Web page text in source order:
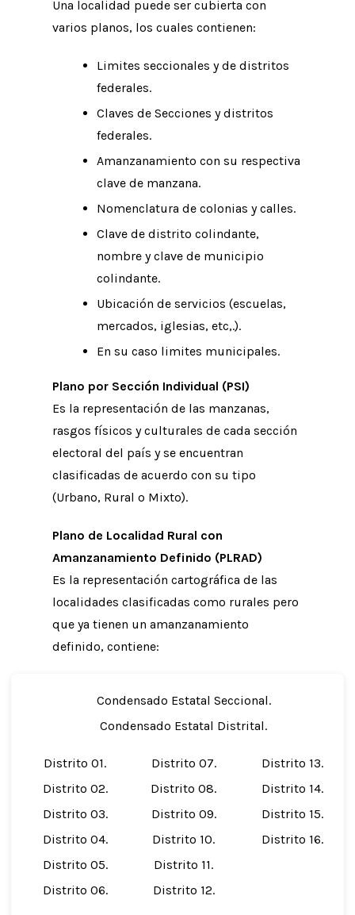
Una localidad puede ser cubierta con
varios planos, los cuales contienen:
Limites seccionales y de distritos
federales.
Claves de Secciones y distritos
federales.
Amanzanamiento con su respectiva
clave de manzana.
Nomenclatura de colonias y calles.
Clave de distrito colindante,
nombre y clave de municipio
colindante.
Ubicación de servicios (escuelas,
mercados, iglesias, etc,.).
En su caso limites municipales.
Plano por Sección Individual (PSI)
Es la representación de las manzanas,
rasgos físicos y culturales de cada sección
electoral del país y se encuentran
clasificadas de acuerdo con su tipo
(Urbano, Rural o Mixto).
Plano de Localidad Rural con
Amanzanamiento Definido (PLRAD)
Es la representación cartográfica de las
localidades clasificadas como rurales pero
que ya tienen un amanzanamiento
definido, contiene:
Condensado Estatal Seccional.
Condensado Estatal Distrital.
Distrito 01.
Distrito 02.
Distrito 03.
Distrito 04.
Distrito 05.
Distrito 06.
Distrito 07.
Distrito 08.
Distrito 09.
Distrito 10.
Distrito 11.
Distrito 12.
Distrito 13.
Distrito 14.
Distrito 15.
Distrito 16.